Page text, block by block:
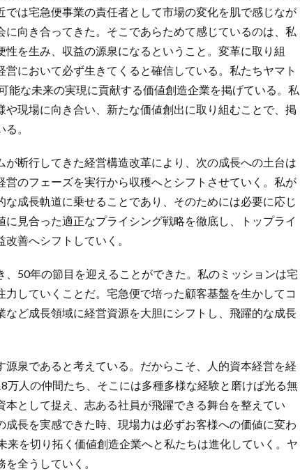
は宅急便事業の責任者として市場の変化を肌で感じなが
向き合ってきた。そこであらためて感じているのは、私
を生み、収益の源泉になるということ。変革に取り組
において必ず生きてくると確信している。私たちヤマト
能な未来の実現に貢献する価値創造企業を掲げている。私
現場に向き合い、新たな価値創出に取り組むことで、掲
。
断行してきた経営構造改革により、次の成長への土台は
のフェーズを実行から収穫へとシフトさせていく。私が
成長軌道に乗せることであり、そのためには必要に応じ
見合った適正なプライシング戦略を徹底し、トップライ
善へシフトしていく。
50年の節目を迎えることができた。私のミッションは宅
していくことだ。宅急便で培った顧客基盤を生かしてコ
ど成長領域に経営資源を大胆にシフトし、飛躍的な成長
泉であると考えている。だからこそ、人的資本経営を経
万人の仲間たち、そこには多種多様な経験と磨けば光る無
として捉え、志ある社員が飛躍できる舞台を整えてい
成長を実感できた時、現場力は必ずお客様への価値に変わ
来を切り拓く価値創造企業へと私たちは進化していく。ヤ
全うしていく。